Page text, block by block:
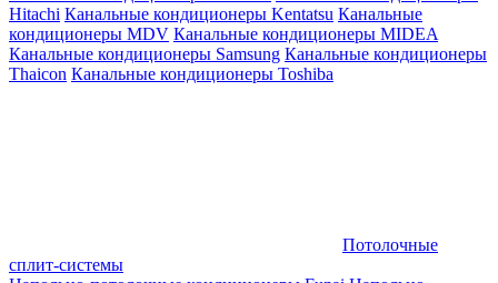
Hitachi Канальные кондиционеры Kentatsu Канальные
кондиционеры MDV Канальные кондиционеры MIDEA
Канальные кондиционеры Samsung Канальные кондиционеры
Thaicon Канальные кондиционеры Toshiba
Потолочные
сплит-системы